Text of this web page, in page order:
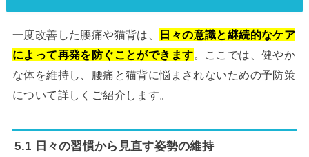
一度改善した腰痛や猫背は、
日々の意識と継続的なケア
によって再発を防ぐことができます。ここでは、健やか
な体を維持し、腰痛と猫背に悩まされないための予防策
について詳しくご紹介します。
5.1 日々の習慣から見直す姿勢の維持